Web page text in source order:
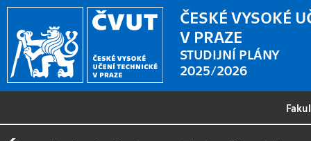
ČESKÉ VYSOKÉ
V PRAZE
STUDIJNÍ PLÁNY
2025/2026